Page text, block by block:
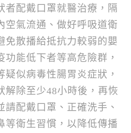
者配戴口罩就醫治療，隔
空氣流通、做好呼吸道衛
免散播給抵抗力較弱的嬰
功能低下者等高危險群，
疑似病毒性腸胃炎症狀，
解除至少48小時後，再恢
請配戴口罩、正確洗手、
等衛生習慣，以降低傳播